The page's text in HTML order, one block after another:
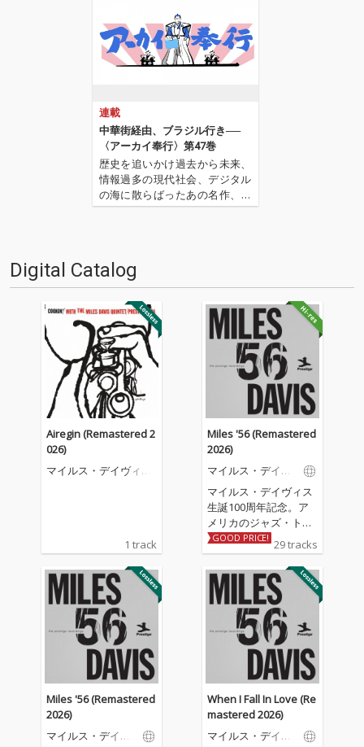
連載
中華街経由、ブラジル行き──
〈アーカイ奉行〉第47巻
歴史を追いかけ過去から未来、
情報過多の現代社会、デジタル
の海に散らばったあの名作、こ
の名作たちをひとつにまとめる
は…'''1.過去作の最新リマスター
音源 2.これまで未配信…
Digital Catalog
Airegin (Remastered 2
026)
マイルス・デイヴィ
1 track
Miles '56 (Remastered
2026)
マイルス・デイヴ
マイルス・デイヴィス
生誕100周年記念。ア
メリカのジャズ・トラ
ンペッター/バンドリー
ダー/作曲家でジャズ史
および20世紀音楽史に
おいて、最も影響力が
あり、高く評価されて
いる一人、マイルス・
デイヴィスは、およそ
50年にわたるキャリア
の中で多様な音楽的ア
プローチを取り入れ、
ジャズにおける多くの
主要な様式の発展にお
いて常に最前線に立ち
続けた。 本作はデイヴ
GOOD PRICE! 29 tracks
Miles '56 (Remastered
2026)
マイルス・デイヴ
When I Fall In Love (Re
mastered 2026)
マイルス・デイヴ